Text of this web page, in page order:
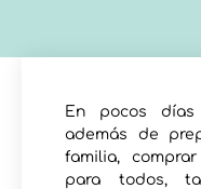
En pocos días
además de
familia,
para todos,